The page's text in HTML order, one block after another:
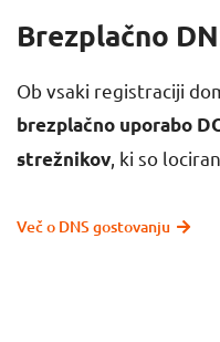
Brezplačno
Ob vsaki registraciji
brezplačno uporabo
strežnikov , ki so
Več o DNS gostovanju